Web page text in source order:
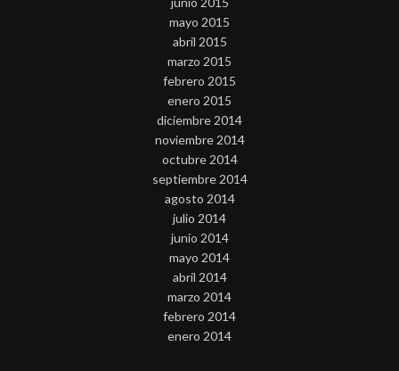
mayo 2015
abril 2015
marzo 2015
febrero 2015
enero 2015
diciembre 2014
noviembre 2014
octubre 2014
septiembre 2014
agosto 2014
julio 2014
junio 2014
mayo 2014
abril 2014
marzo 2014
febrero 2014
enero 2014